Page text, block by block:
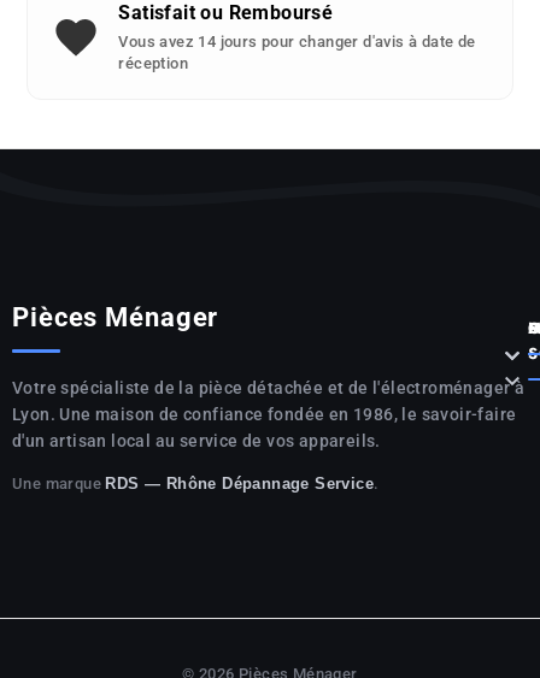
Satisfait ou Remboursé
Vous avez 14 jours pour changer d'avis à date de
réception
Pièces Ménager
Votre spécialiste de la pièce détachée et de l'électroménager à
Lyon. Une maison de confiance fondée en 1986, le savoir-faire
d'un artisan local au service de vos appareils.
Une marque RDS — Rhône Dépannage Service.




© 2026 Pièces Ménager